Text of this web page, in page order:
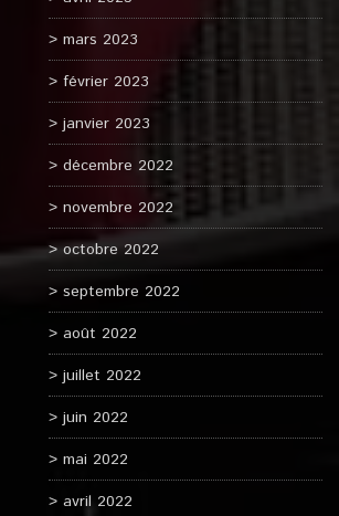
mars 2023
février 2023
janvier 2023
décembre 2022
novembre 2022
octobre 2022
septembre 2022
août 2022
juillet 2022
juin 2022
mai 2022
avril 2022